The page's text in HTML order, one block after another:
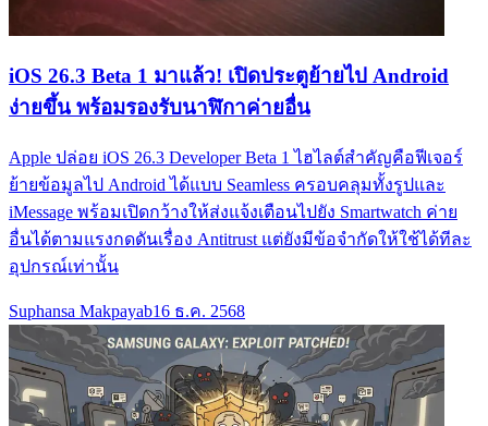
iOS 26.3 Beta 1 มาแล้ว! เปิดประตูย้ายไป Android
ง่ายขึ้น พร้อมรองรับนาฬิกาค่ายอื่น
Apple ปล่อย iOS 26.3 Developer Beta 1 ไฮไลต์สำคัญคือฟีเจอร์
ย้ายข้อมูลไป Android ได้แบบ Seamless ครอบคลุมทั้งรูปและ
iMessage พร้อมเปิดกว้างให้ส่งแจ้งเตือนไปยัง Smartwatch ค่าย
อื่นได้ตามแรงกดดันเรื่อง Antitrust แต่ยังมีข้อจำกัดให้ใช้ได้ทีละ
อุปกรณ์เท่านั้น
Suphansa Makpayab16 ธ.ค. 2568